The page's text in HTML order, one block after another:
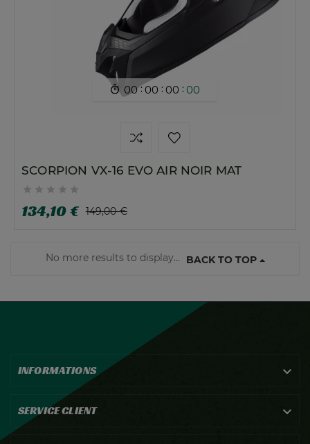
 00 :00 : 00 : 00
SCORPION VX-16 EVO AIR NOIR MAT
    
134,10 € 149,00 €
No more results to display... BACK TO TOP
INFORMATIONS 
SERVICE CLIENT 